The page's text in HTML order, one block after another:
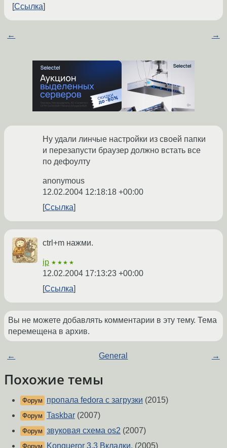
Ссылка
← →
Ну удали линчые настройки из своей папки
и перезапусти браузер должно встать все
по дефоулту
anonymous
12.02.2004 12:18:18 +00:00
Ссылка
ctrl+m нажми.
ip ★★★★
12.02.2004 17:13:23 +00:00
Ссылка
Вы не можете добавлять комментарии в эту тему. Тема
перемещена в архив.
← General →
Похожие темы
Форум пропала fedora с загрузки (2015)
Форум Taskbar (2007)
Форум звуковая схема os2 (2007)
Форум Konqueror 3.3 Вкладки. (2005)